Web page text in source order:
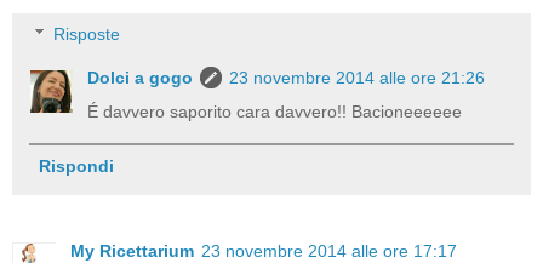
Risposte
Dolci a gogo
23 novembre 2014 alle ore 21:26
É davvero saporito cara davvero!! Bacioneeeeee
Rispondi
My Ricettarium 23 novembre 2014 alle ore 17:17